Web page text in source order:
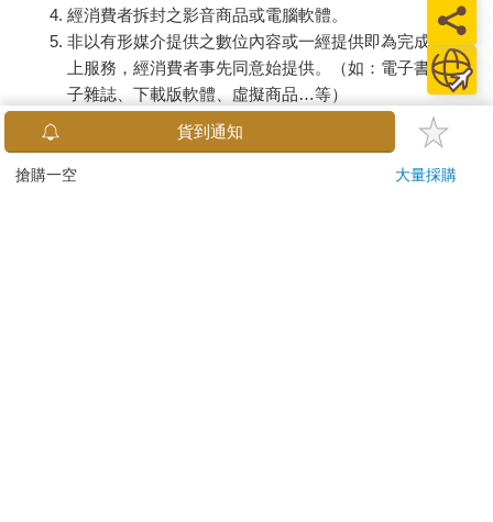
經消費者拆封之影音商品或電腦軟體。
非以有形媒介提供之數位內容或一經提供即為完成之線
上服務，經消費者事先同意始提供。（如：電子書、電
子雜誌、下載版軟體、虛擬商品…等）
已拆封之個人衛生用品。（如：內衣褲、刮鬍刀、除毛
若非上列種類商品，均享有到貨7天的猶豫期（含例假
貨到通知
搶購一空 大量採購